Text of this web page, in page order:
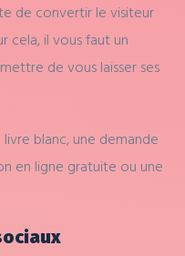
de convertir le visiteur
cela, il vous faut un
de vous laisser ses
blanc, une demande
en ligne gratuite ou une